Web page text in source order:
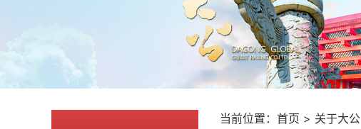
当前位置： 首页 > 关于大公